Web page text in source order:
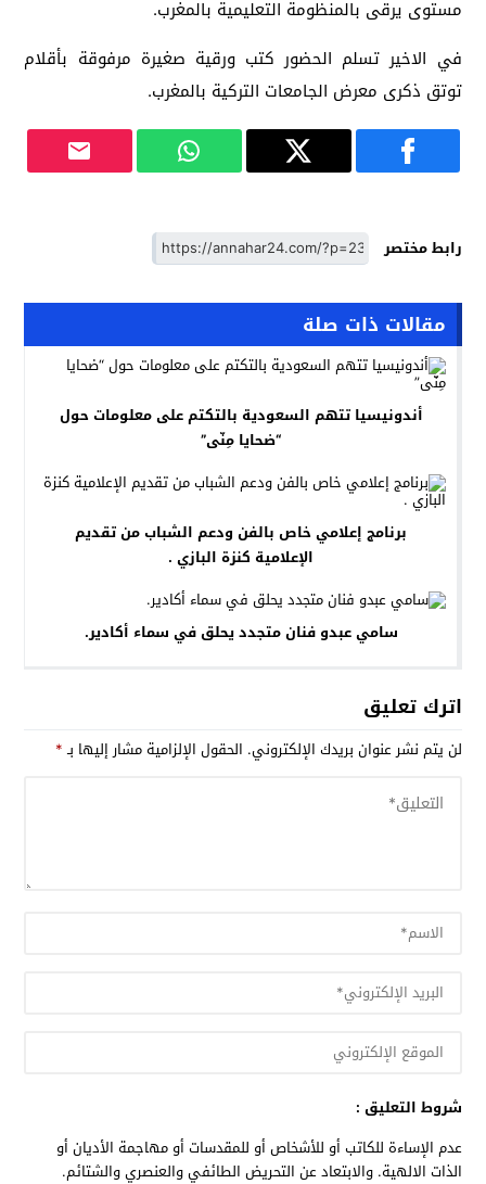
مستوى يرقى بالمنظومة التعليمية بالمغرب.
في الاخير تسلم الحضور كتب ورقية صغيرة مرفوقة بأقلام
توتق ذكرى معرض الجامعات التركية بالمغرب.
رابط مختصر
مقالات ذات صلة
أندونيسيا تتهم السعودية بالتكتم على معلومات حول
“ضحايا مِنّى”
برنامج إعلامي خاص بالفن ودعم الشباب من تقديم
الإعلامية كنزة البازي .
سامي عبدو فنان متجدد يحلق في سماء أكادير.
اترك تعليق
لن يتم نشر عنوان بريدك الإلكتروني. الحقول الإلزامية مشار إليها بـ*
شروط التعليق :
عدم الإساءة للكاتب أو للأشخاص أو للمقدسات أو مهاجمة الأديان أو
الذات الالهية. والابتعاد عن التحريض الطائفي والعنصري والشتائم.